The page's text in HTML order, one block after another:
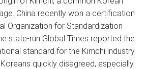
China recently won a certification
Organization for Standardization
state-run Global Times reported the
standard for the Kimchi industry
Koreans quickly disagreed, especially